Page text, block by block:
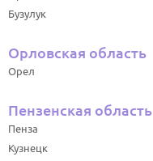
Бузулук
Орловская область
Орел
Пензенская область
Пенза
Кузнецк